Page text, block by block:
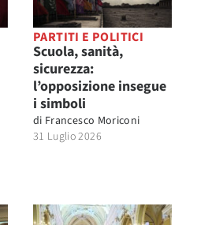
PARTITI E POLITICI
Scuola, sanità,
sicurezza:
l’opposizione insegue
i simboli
di Francesco Moriconi
31 Luglio 2026